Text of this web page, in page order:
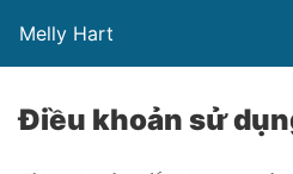
Melly Hart
Điều khoản sử